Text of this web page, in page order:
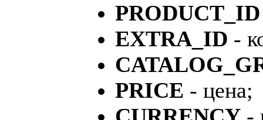
EXTRA_ID -
PRICE - цена;